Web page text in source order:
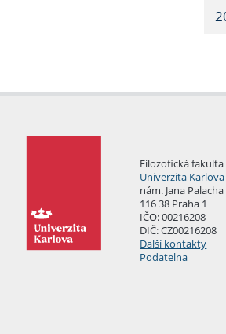
Filozofická fakulta
Univerzita Karlova
nám. Jana
116 38 Praha 1
IČO: 00216208
DIČ: CZ00216208
Další kontakty
Podatelna